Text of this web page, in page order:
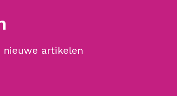
artikelen